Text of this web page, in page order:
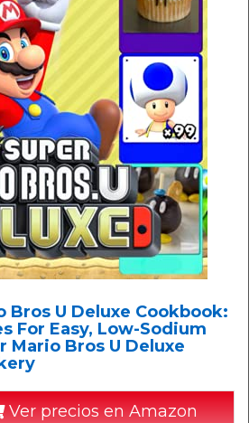
Bros U Deluxe Cookbook:
For Easy, Low-Sodium
Mario Bros U Deluxe
Ver precios en Amazon